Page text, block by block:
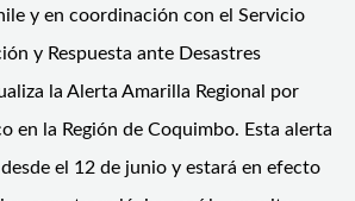
y en coordinación con el Servicio
y Respuesta ante Desastres
la Alerta Amarilla Regional por
en la Región de Coquimbo. Esta alerta
el 12 de junio y estará en efecto